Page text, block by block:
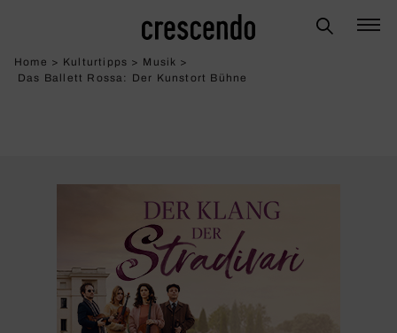
Home > Kulturtipps > Musik >
Das Ballett Rossa: Der Kunstort Bühne